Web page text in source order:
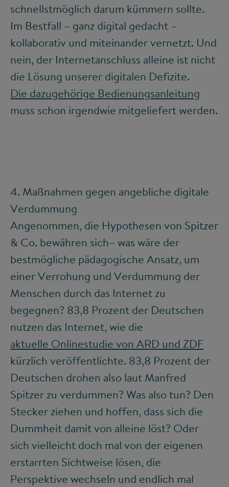
schnellstmöglich darum kümmern sollte.
Im Bestfall – ganz digital gedacht –
kollaborativ und miteinander vernetzt. Und
nein, der Internetanschluss alleine ist nicht
die Lösung unserer digitalen Defizite.
Die dazugehörige Bedienungsanleitung
muss schon irgendwie mitgeliefert werden.
4. Maßnahmen gegen angebliche digitale
Verdummung
Angenommen, die Hypothesen von Spitzer
& Co. bewähren sich– was wäre der
bestmögliche pädagogische Ansatz, um
einer Verrohung und Verdummung der
Menschen durch das Internet zu
begegnen? 83,8 Prozent der Deutschen
nutzen das Internet, wie die
aktuelle Onlinestudie von ARD und ZDF
kürzlich veröffentlichte. 83,8 Prozent der
Deutschen drohen also laut Manfred
Spitzer zu verdummen? Was also tun? Den
Stecker ziehen und hoffen, dass sich die
Dummheit damit von alleine löst? Oder
sich vielleicht doch mal von der eigenen
erstarrten Sichtweise lösen, die
Perspektive wechseln und endlich mal